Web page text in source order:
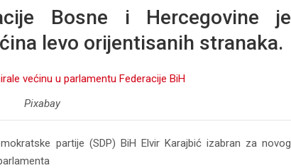
Bosne i Hercegovine je
levo orijentisanih stranaka.
Pixabay
partije (SDP) BiH Elvir Karajbić izabran za novog